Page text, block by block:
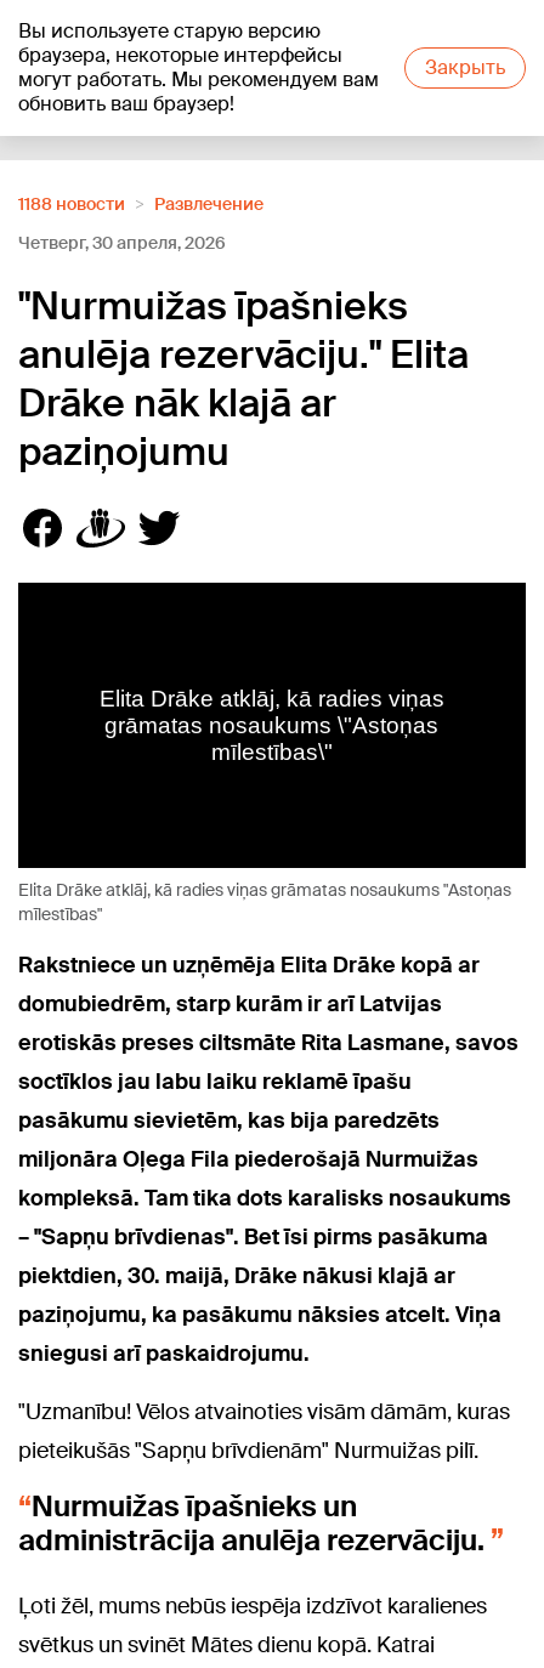
Вы используете старую версию
браузера, некоторые интерфейсы
могут работать. Мы рекомендуем вам
обновить ваш браузер!
Закрыть
+13°C
1188 новости
Развлечение
Четверг, 30 апреля, 2026
"Nurmuižas īpašnieks
anulēja rezervāciju." Elita
Drāke nāk klajā ar
paziņojumu
Elita Drāke atklāj, kā radies viņas grāmatas nosaukums "Astoņas
mīlestības"
Rakstniece un uzņēmēja Elita Drāke kopā ar
domubiedrēm, starp kurām ir arī Latvijas
erotiskās preses ciltsmāte Rita Lasmane, savos
soctīklos jau labu laiku reklamē īpašu
pasākumu sievietēm, kas bija paredzēts
miljonāra Oļega Fila piederošajā Nurmuižas
kompleksā. Tam tika dots karalisks nosaukums
– "Sapņu brīvdienas". Bet īsi pirms pasākuma
piektdien, 30. maijā, Drāke nākusi klajā ar
paziņojumu, ka pasākumu nāksies atcelt. Viņa
sniegusi arī paskaidrojumu.
"Uzmanību! Vēlos atvainoties visām dāmām, kuras
pieteikušās "Sapņu brīvdienām" Nurmuižas pilī.
Nurmuižas īpašnieks un
administrācija anulēja rezervāciju.
Ļoti žēl, mums nebūs iespēja izdzīvot karalienes
svētkus un svinēt Mātes dienu kopā. Katrai